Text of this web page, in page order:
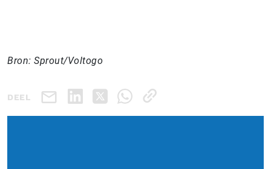
Bron: Sprout/Voltogo
DEEL